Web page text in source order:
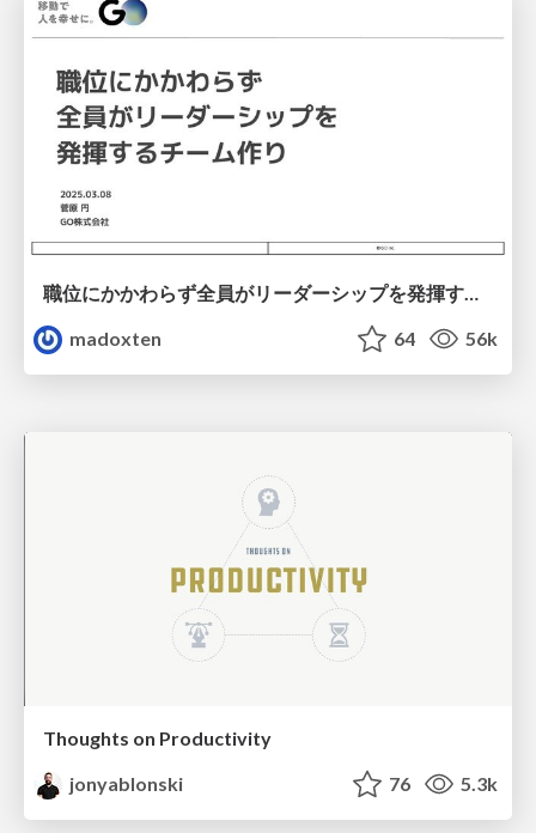
職位にかかわらず全員がリーダーシップを発揮するチーム作り / Building a team where everyone can demonstrate leadership regardless of position
madoxten
64 56k
Thoughts on Productivity
jonyablonski
76 5.3k